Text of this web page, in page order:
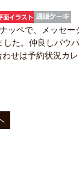
ッペで、メッセ
た。仲良しパウ
せは予約状況カ